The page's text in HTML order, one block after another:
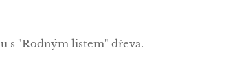
s "Rodným listem" dřeva.